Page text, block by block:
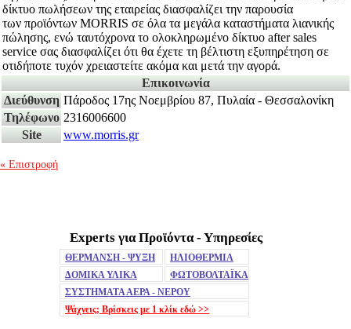
δίκτυο πωλήσεων της εταιρείας διασφαλίζει την παρουσία
των προϊόντων MORRIS σε όλα τα μεγάλα καταστήματα λιανικής
πώλησης, ενώ ταυτόχρονα το ολοκληρωμένο δίκτυο after sales
service σας διασφαλίζει ότι θα έχετε τη βέλτιστη εξυπηρέτηση σε
οτιδήποτε τυχόν χρειαστείτε ακόμα και μετά την αγορά.
Επικοινωνία
Διεύθυνση Πάροδος 17ης Νοεμβρίου 87, Πυλαία - Θεσσαλονίκη
Τηλέφωνο 2316006600
Site
www.morris.gr
« Επιστροφή
MuteExperts για Προϊόντα - Υπηρεσίες
ΘΕΡΜΑΝΣΗ - ΨΥΞΗ
ΗΛΙΟΘΕΡΜΙΑ
ΔΟΜΙΚΑ ΥΛΙΚΑ
ΦΩΤΟΒΟΛΤΑΪΚΑ
ΣΥΣΤΗΜΑΤΑ ΑΕΡΑ - ΝΕΡΟΥ
Ψάχνεις; Βρίσκεις με 1 κλίκ εδώ >>